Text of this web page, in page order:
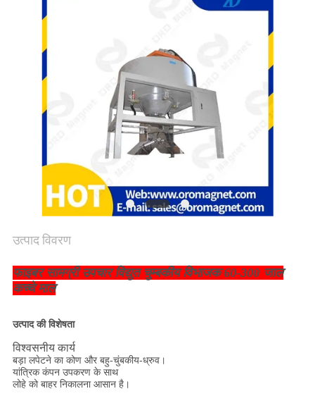
मामलों
साइटमैप
PRIVACY
उत्पाद विवरण
फाइबर सामग्री उपचार विद्युत चुम्बकीय विभाजक 60-300 जाल
कच्चे माल
उत्पाद की विशेषता
विश्वसनीय कार्य
बड़ा लपेटने का कोण और बहु-चुंबकीय-ध्रुव।
यांत्रिक कंपन उपकरण के साथ
लोहे को बाहर निकालना आसान है।